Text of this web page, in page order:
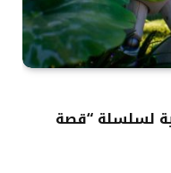
لسلسلة “قصة